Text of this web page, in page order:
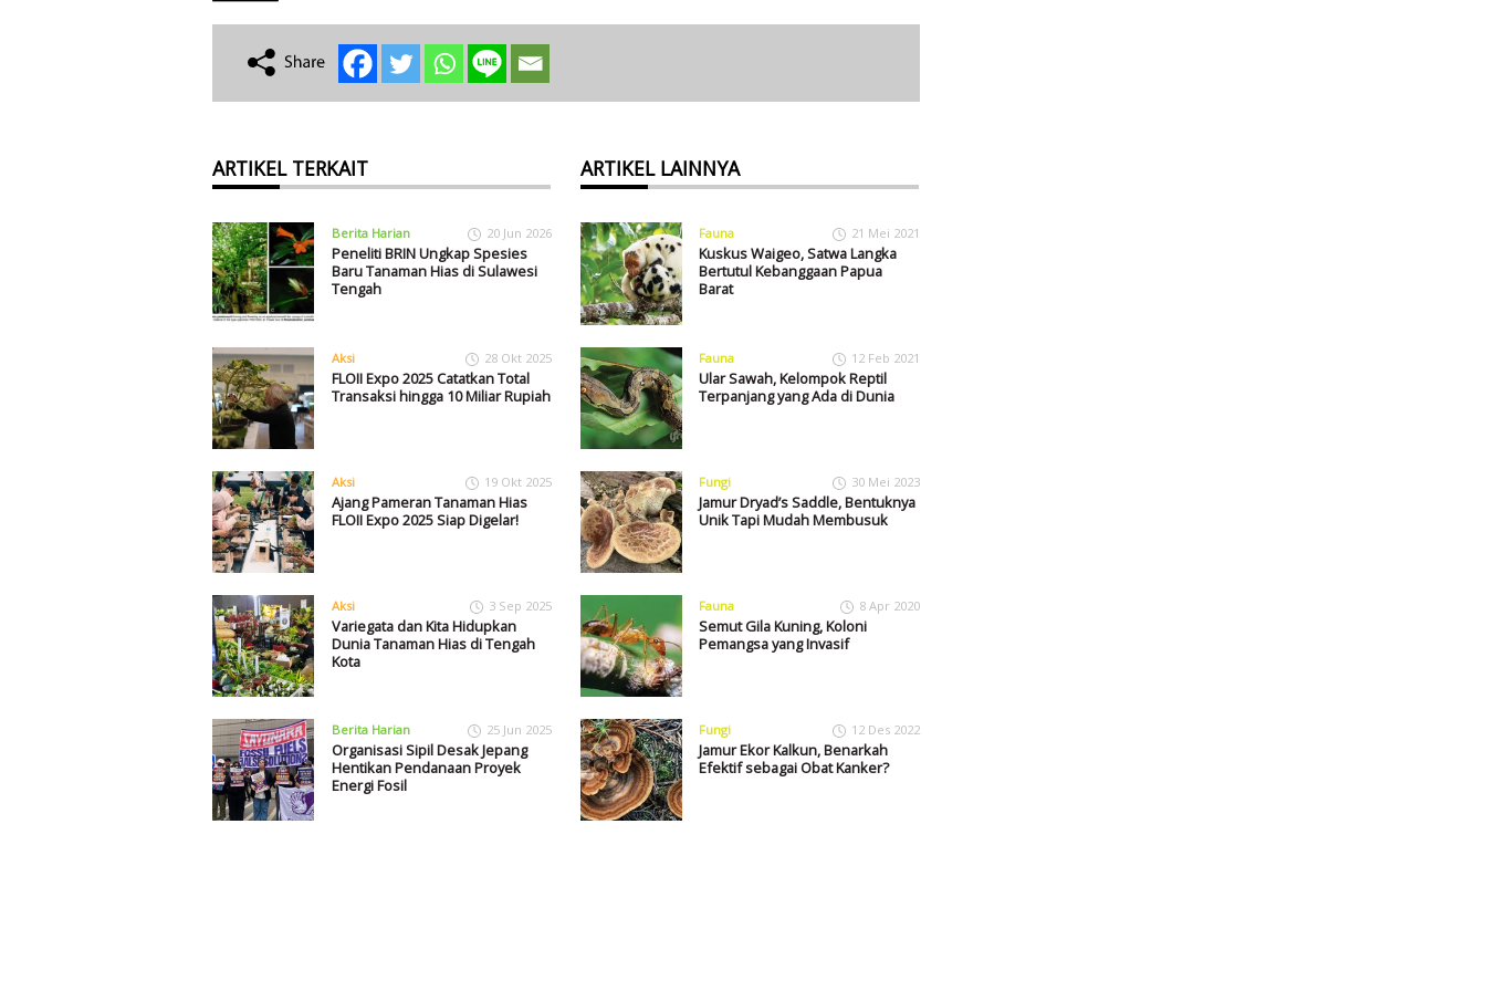
ARTIKEL TERKAIT
Berita Harian 20 Jun 2026
Peneliti BRIN Ungkap Spesies
Baru Tanaman Hias di Sulawesi
Tengah
Aksi 28 Okt 2025
FLOII Expo 2025 Catatkan Total
Transaksi hingga 10 Miliar Rupiah
Aksi 19 Okt 2025
Ajang Pameran Tanaman Hias
FLOII Expo 2025 Siap Digelar!
Aksi 3 Sep 2025
Variegata dan Kita Hidupkan
Dunia Tanaman Hias di Tengah
Kota
Berita Harian 25 Jun 2025
Organisasi Sipil Desak Jepang
Hentikan Pendanaan Proyek
Energi Fosil
ARTIKEL LAINNYA
Fauna 21 Mei 2021
Kuskus Waigeo, Satwa Langka
Bertutul Kebanggaan Papua
Barat
Fauna 12 Feb 2021
Ular Sawah, Kelompok Reptil
Terpanjang yang Ada di Dunia
Fungi 30 Mei 2023
Jamur Dryad’s Saddle, Bentuknya
Unik Tapi Mudah Membusuk
Fauna 8 Apr 2020
Semut Gila Kuning, Koloni
Pemangsa yang Invasif
Fungi 12 Des 2022
Jamur Ekor Kalkun, Benarkah
Efektif sebagai Obat Kanker?